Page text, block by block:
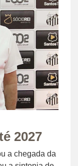
2027
a chegada da